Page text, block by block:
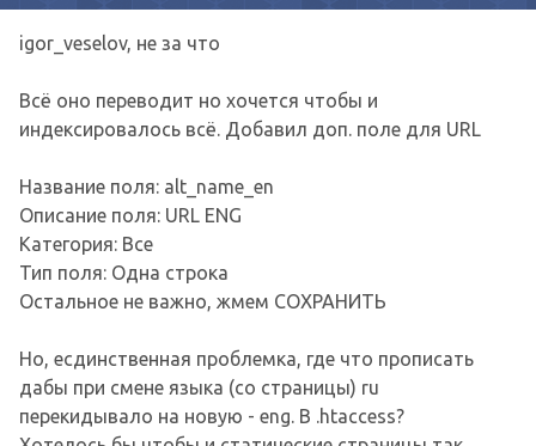
igor_veselov, не за что
Всё оно переводит но хочется чтобы и
индексировалось всё. Добавил доп. поле для URL
Название поля: alt_name_en
Описание поля: URL ENG
Категория: Все
Тип поля: Одна строка
Остальное не важно, жмем СОХРАНИТЬ
Но, есдинственная проблемка, где что прописать
дабы при смене языка (со страницы) ru
перекидывало на новую - eng. В .htaccess?